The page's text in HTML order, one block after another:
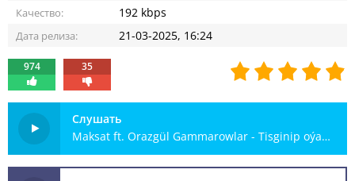
Качество: 192 kbps
Дата релиза: 21-03-2025, 16:24
974 35
Слушать
Maksat ft. Orazgül Gammarowlar - Tisginip oýanýan